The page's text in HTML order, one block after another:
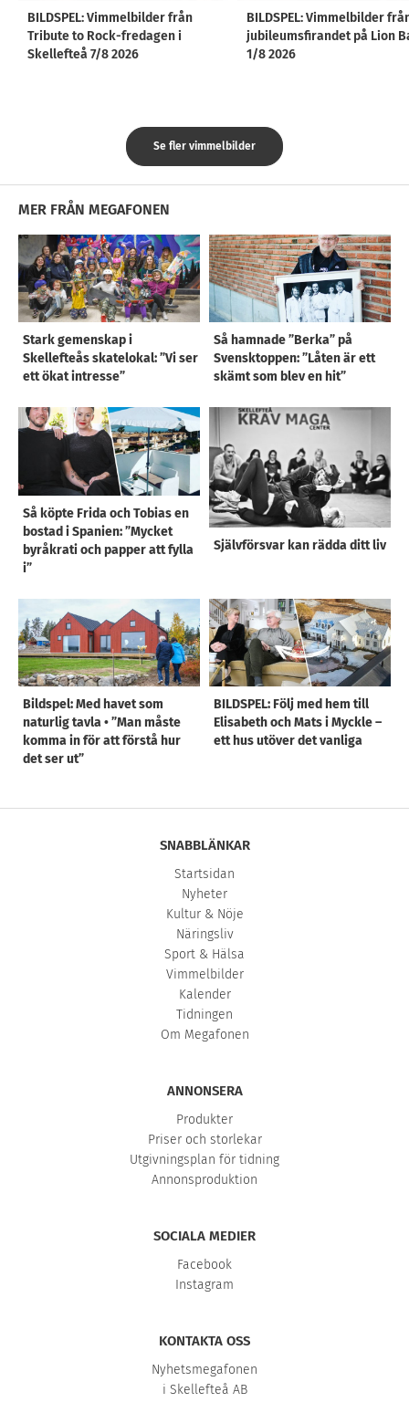
BILDSPEL: Vimmelbilder från
Tribute to Rock-fredagen i
Skellefteå 7/8 2026
BILDSPEL: Vimmelbilder
jubileumsfirandet på Lion
1/8 2026
Se fler vimmelbilder
MER FRÅN MEGAFONEN
Stark gemenskap i
Skellefteås skatelokal: ”Vi ser
ett ökat intresse”
Så hamnade ”Berka” på
Svensktoppen: ”Låten är ett
skämt som blev en hit”
Så köpte Frida och Tobias en
bostad i Spanien: ”Mycket
byråkrati och papper att fylla
i”
Självförsvar kan rädda ditt liv
Bildspel: Med havet som
naturlig tavla • ”Man måste
komma in för att förstå hur
det ser ut”
BILDSPEL: Följ med hem till
Elisabeth och Mats i Myckle –
ett hus utöver det vanliga
SNABBLÄNKAR
Startsidan
Nyheter
Kultur & Nöje
Näringsliv
Sport & Hälsa
Vimmelbilder
Kalender
Tidningen
Om Megafonen
ANNONSERA
Produkter
Priser och storlekar
Utgivningsplan för tidning
Annonsproduktion
SOCIALA MEDIER
Facebook
Instagram
KONTAKTA OSS
Nyhetsmegafonen
i Skellefteå AB